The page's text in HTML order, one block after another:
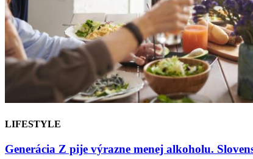
LIFESTYLE
Generácia Z pije výrazne menej alkoholu.